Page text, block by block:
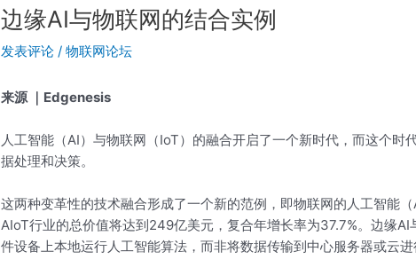
边缘AI与物联网的结合实例
发表评论 /物联网论坛
来源 ｜ Edgenesis
人工智能（AI）与物联网（IoT）的融合开启了一个新时代，而这个时
据处理和决策。
这两种变革性的技术融合形成了一个新的范例，即物联网的人工智能
AIoT行业的总价值将达到249亿美元，复合年增长率为37.7%。边缘AI
件设备上本地运行人工智能算法，而非将数据传输到中心服务器或云进